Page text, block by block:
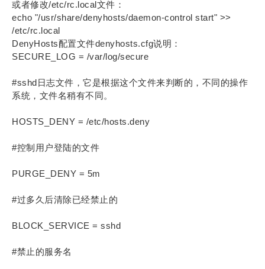
或者修改/etc/rc.local文件：
echo "/usr/share/denyhosts/daemon-control start" >>
/etc/rc.local
DenyHosts配置文件denyhosts.cfg说明：
SECURE_LOG = /var/log/secure
#sshd日志文件，它是根据这个文件来判断的，不同的操作
系统，文件名稍有不同。
HOSTS_DENY = /etc/hosts.deny
#控制用户登陆的文件
PURGE_DENY = 5m
#过多久后清除已经禁止的
BLOCK_SERVICE = sshd
#禁止的服务名